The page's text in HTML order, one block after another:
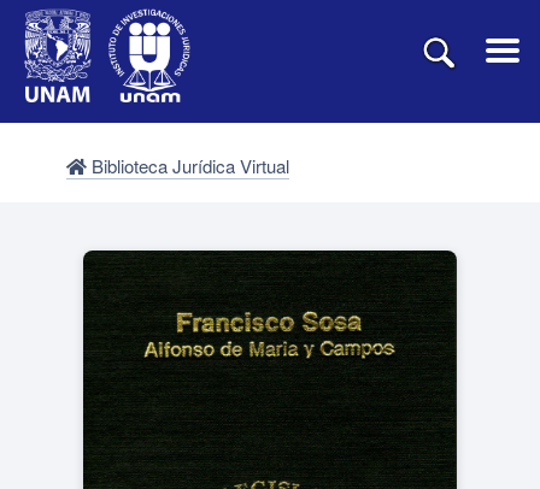
Biblioteca Jurídica Virtual